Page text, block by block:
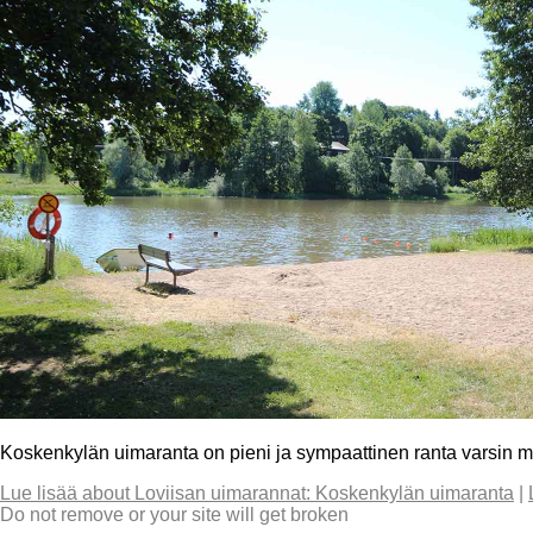
Koskenkylän uimaranta on pieni ja sympaattinen ranta varsin
Lue lisää about Loviisan uimarannat: Koskenkylän uimaranta
Do not remove or your site will get broken